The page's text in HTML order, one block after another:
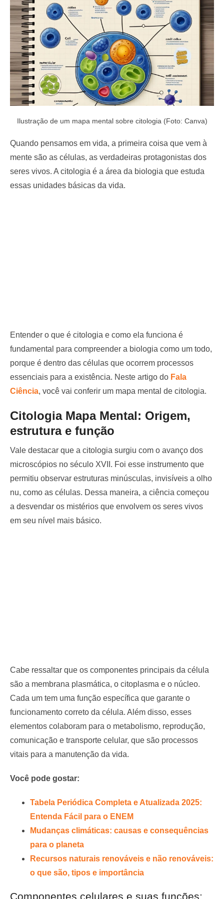
Ilustração de um mapa mental sobre citologia (Foto: Canva)
Quando pensamos em vida, a primeira coisa que vem à
mente são as células, as verdadeiras protagonistas dos
seres vivos. A citologia é a área da biologia que estuda
essas unidades básicas da vida.
Entender o que é citologia e como ela funciona é
fundamental para compreender a biologia como um todo,
porque é dentro das células que ocorrem processos
essenciais para a existência. Neste artigo do Fala
Ciência, você vai conferir um mapa mental de citologia.
Citologia Mapa Mental: Origem,
estrutura e função
Vale destacar que a citologia surgiu com o avanço dos
microscópios no século XVII. Foi esse instrumento que
permitiu observar estruturas minúsculas, invisíveis a olho
nu, como as células. Dessa maneira, a ciência começou
a desvendar os mistérios que envolvem os seres vivos
em seu nível mais básico.
Cabe ressaltar que os componentes principais da célula
são a membrana plasmática, o citoplasma e o núcleo.
Cada um tem uma função específica que garante o
funcionamento correto da célula. Além disso, esses
elementos colaboram para o metabolismo, reprodução,
comunicação e transporte celular, que são processos
vitais para a manutenção da vida.
Você pode gostar:
Tabela Periódica Completa e Atualizada 2025:
Entenda Fácil para o ENEM
Mudanças climáticas: causas e consequências
para o planeta
Recursos naturais renováveis e não renováveis:
o que são, tipos e importância
Componentes celulares e suas funções: